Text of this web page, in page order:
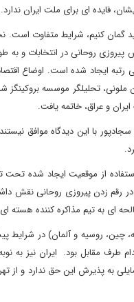
فایده ای برای ملت ایران ندارد.
کنیم، شرایط متفاوت است.
روحانی در انتخابات و به
رتبه ایجاد شده است. اوضاع
و عراق، خاتمه یافت.
سجادپور با این دیدگاه موافق
از موقعیت ایجاد شده تحت
در رقم زدن پیروزی روحانی
ای به تیم مذاکره کننده هسته
فرانسه، چین، روسیه و آلمان)
طرف مقابل بود. ایران نیز به
تمایلی به پذیرش این حق ندارد و